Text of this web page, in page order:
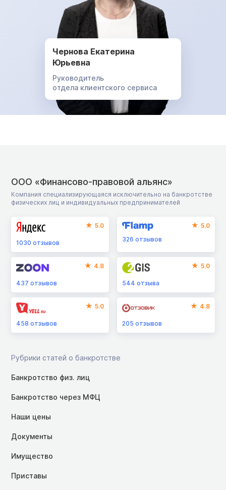
Чернова Екатерина
Юрьевна
Руководитель
отдела клиентского сервиса
ООО «Финансово-правовой альянс»
Компания специализирующаяся исключительно на банкротстве
физических лиц и индивидуальных предпринимателей
5.0
1030 отзывов
5.0
326отзывов
4.8
437 отзывов
5.0
544отзыва
5.0
458 отзывов
4.8
205отзывов
Рубрики статей о банкротстве
Банкротство физ. лиц
Банкротство через МФЦ
Наши цены
Документы
Имущество
Приставы